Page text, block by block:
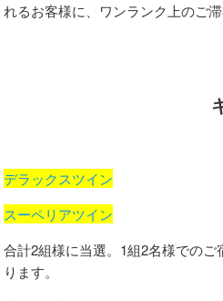
れるお客様に、ワンランク上のご
デラックスツイン
スーペリアツイン
合計2組様に当選。1組2名様での
ります。